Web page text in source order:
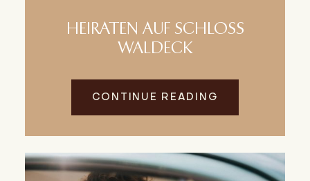
HEIRATEN AUF SCHLOSS
WALDECK
CONTINUE READING